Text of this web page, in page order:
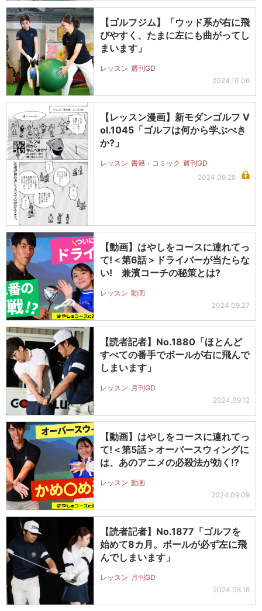
【ゴルフジム】「ウッド系が右に飛
びやすく、たまに左にも曲がってし
まいます」
レッスン 週刊GD
2024.10.06
【レッスン漫画】新モダンゴルフ V
ol.1045「ゴルフは何から学ぶべき
か?」
レッスン 書籍・コミック 週刊GD
2024.09.28
【動画】はやしをコースに連れてっ
て!＜第6話＞ドライバーが当たらな
い! 兼濱コーチの秘策とは?
レッスン 動画
2024.09.27
【読者記者】No.1880「ほとんど
すべての番手でボールが右に飛んで
しまいます」
レッスン 月刊GD
2024.09.12
【動画】はやしをコースに連れてっ
て!＜第5話＞オーバースウィングに
は、あのアニメの必殺法が効く!?
レッスン 動画
2024.09.09
【読者記者】No.1877「ゴルフを
始めて8カ月。ボールが必ず左に飛
んでしまいます」
レッスン 月刊GD
2024.08.18